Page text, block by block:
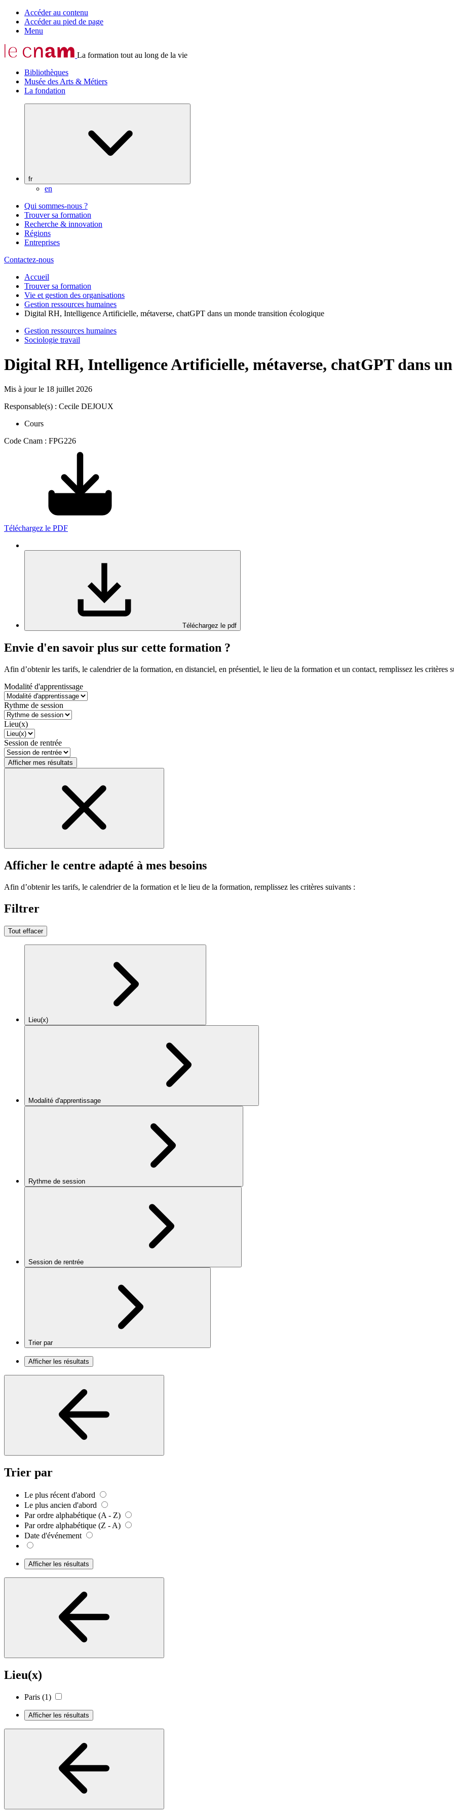
Accéder au contenu
Accéder au pied de page
Menu
La formation tout au long de la vie
Bibliothèques
Musée des Arts & Métiers
La fondation
fr
en
Qui sommes-nous ?
Trouver sa formation
Recherche & innovation
Régions
Entreprises
Contactez-nous
Accueil
Trouver sa formation
Vie et gestion des organisations
Gestion ressources humaines
Digital RH, Intelligence Artificielle, métaverse, chatGPT dans un monde transition écologique
Gestion ressources humaines
Sociologie travail
Digital RH, Intelligence Artificielle, métaverse, chatGPT dans
Mis à jour le 18 juillet 2026
Responsable(s) : Cecile DEJOUX
Cours
Code Cnam : FPG226
Téléchargez le PDF
Téléchargez le pdf
Envie d'en savoir plus sur cette formation ?
Afin d’obtenir les tarifs, le calendrier de la formation, en distanciel, en présentiel, le lieu de la formation et un contact, remplissez les critères
Modalité d'apprentissage
Rythme de session
Lieu(x)
Session de rentrée
Afficher mes résultats
Afficher le centre adapté à mes besoins
Afin d’obtenir les tarifs, le calendrier de la formation et le lieu de la formation, remplissez les critères suivants :
Filtrer
Tout effacer
Lieu(x)
Modalité d'apprentissage
Rythme de session
Session de rentrée
Trier par
Afficher les résultats
Trier par
Le plus récent d'abord
Le plus ancien d'abord
Par ordre alphabétique (A - Z)
Par ordre alphabétique (Z - A)
Date d'événement
Afficher les résultats
Lieu(x)
Paris (1)
Afficher les résultats